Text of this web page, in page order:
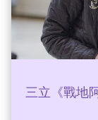
三立《戰地